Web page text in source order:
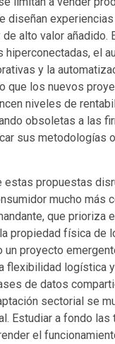
diseñan experiencias
alto valor añadido.
hiperconectadas, el
y la
que los nuevos
niveles de
obsoletas a las
sus metodologías
estas propuestas
mucho más
que prioriza
propiedad física de
un proyecto
flexibilidad logística
de datos
sectorial se
Estudiar a fondo las
el